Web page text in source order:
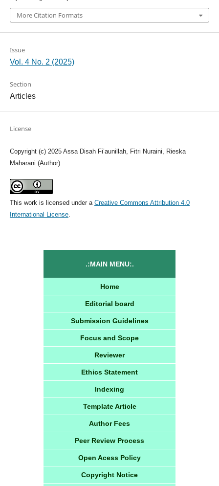
More Citation Formats
Issue
Vol. 4 No. 2 (2025)
Section
Articles
License
Copyright (c) 2025 Assa Disah Fi’aunillah, Fitri Nuraini, Rieska
Maharani (Author)
This work is licensed under a Creative Commons Attribution 4.0
International License.
.:MAIN MENU:.
Home
Editorial board
Submission Guidelines
Focus and Scope
Reviewer
Ethics Statement
Indexing
Template Article
Author Fees
Peer Review Process
Open Acess Policy
Copyright Notice